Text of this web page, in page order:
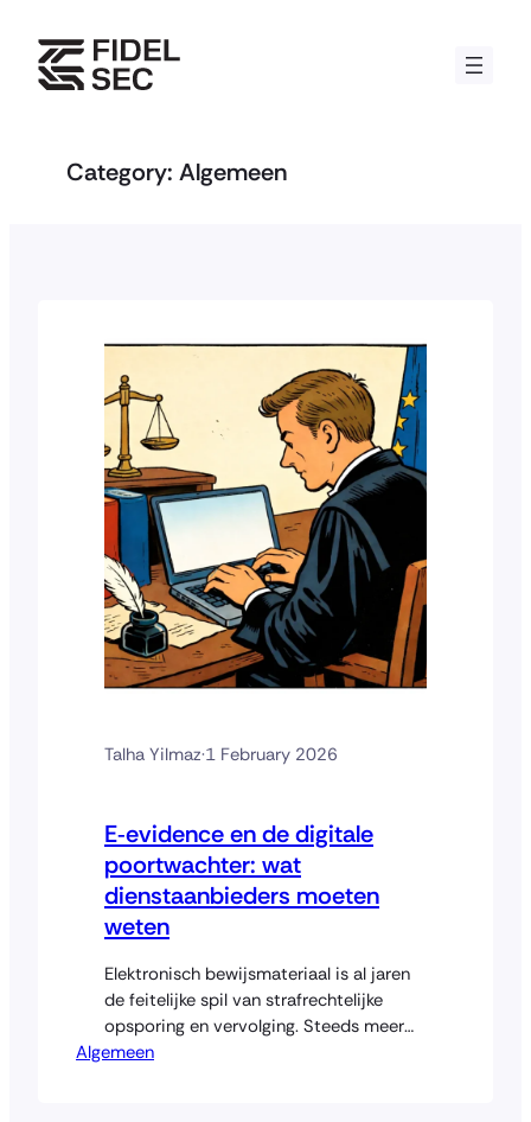
content
Category: Algemeen
Talha Yilmaz·1 February 2026
E‑evidence en de digitale
poortwachter: wat
dienstaanbieders moeten
weten
Elektronisch bewijsmateriaal is al jaren
de feitelijke spil van strafrechtelijke
opsporing en vervolging. Steeds meer
feiten en omstandigheden worden
Algemeen